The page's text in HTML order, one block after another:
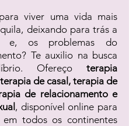
viver uma vida mais
deixando para trás a
e, os problemas do
Te auxilio na busca
Ofereço terapia
de casal, terapia de
de relacionamento e
, disponível online para
em todos os continentes